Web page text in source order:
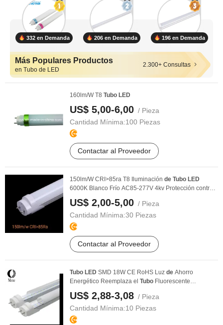
332 en Demanda 206 en Demanda 196 en Demanda
Más Populares Productos
en Tubo de LED
2.300+ Consultas
160lm/W T8 Tubo LED
US$ 5,00-6,00 / Pieza
Cantidad Mínima:100 Piezas
Contactar al Proveedor
150lm/W CRI>85ra T8 Iluminación de Tubo LED
6000K Blanco Frío AC85-277V 4kv Protección contra
US$ 2,00-5,00 / Pieza
Cantidad Mínima:30 Piezas
Contactar al Proveedor
Tubo LED SMD 18W CE RoHS Luz de Ahorro
Energético Reemplaza el Tubo Fluorescente
Tradicional
US$ 2,88-3,08 / Pieza
Cantidad Mínima:10 Piezas